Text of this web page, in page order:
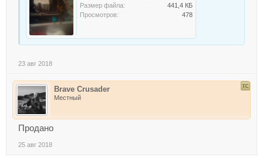
Размер файла:
441,4 КБ
Просмотров:
478
23 авг 2018
Brave Crusader
Местный
Продано
25 авг 2018